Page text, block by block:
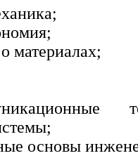
материалах;
основы